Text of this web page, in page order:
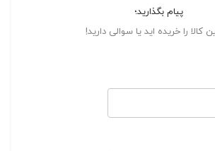
پیام بگذارید؛
کالا را خریده اید یا سوالی دارید!